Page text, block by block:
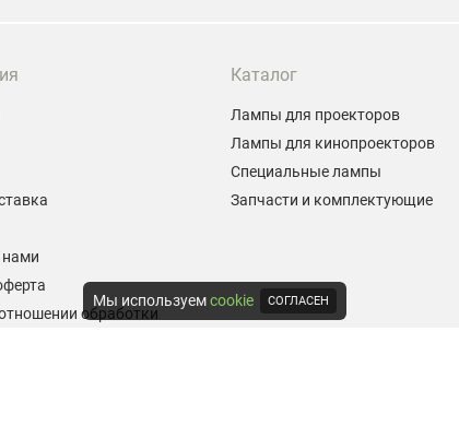
нами
обработки
Каталог
Лампы для проекторов
Лампы для кинопроекторов
Специальные лампы
Запчасти и комплектующие
Мы используемcookie СОГЛАСЕН